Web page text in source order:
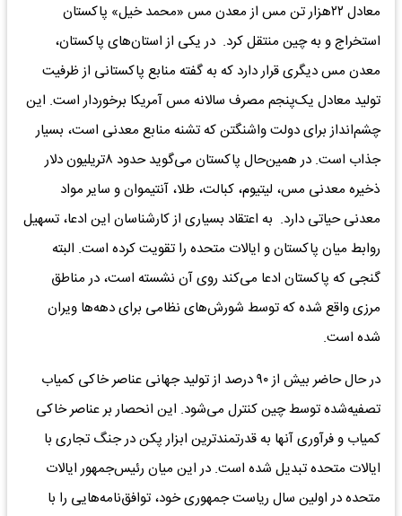
معادل ۲۲هزار تن مس از معدن مس «محمد خیل» پاکستان
استخراج و به چین منتقل کرد. در یکی از استان‌های پاکستان،
معدن مس دیگری قرار دارد که به گفته منابع پاکستانی از ظرفیت
تولید معادل یک‌پنجم مصرف سالانه مس آمریکا برخوردار است. این
چشم‌انداز برای دولت واشنگتن که تشنه منابع معدنی است، بسیار
جذاب است. در همین‌حال پاکستان می‌گوید حدود ۸تریلیون دلار
ذخیره معدنی مس، لیتیوم، کبالت، طلا، آنتیموان و سایر مواد
معدنی حیاتی دارد. به اعتقاد بسیاری از کارشناسان این ادعا، تسهیل
روابط میان پاکستان و ایالات متحده را تقویت کرده است. البته
گنجی که پاکستان ادعا می‌کند روی آن نشسته است، در مناطق
مرزی واقع شده که توسط شورش‌های نظامی برای دهه‌ها ویران
شده است.
در حال حاضر بیش از ۹۰ درصد از تولید جهانی عناصر خاکی کمیاب
تصفیه‌شده توسط چین کنترل می‌شود. این انحصار بر عناصر خاکی
کمیاب و فرآوری آنها به قدرتمندترین ابزار پکن در جنگ تجاری با
ایالات متحده تبدیل شده است. در این میان رئیس‌جمهور ایالات
متحده در اولین سال ریاست جمهوری خود، توافق‌نامه‌هایی را با